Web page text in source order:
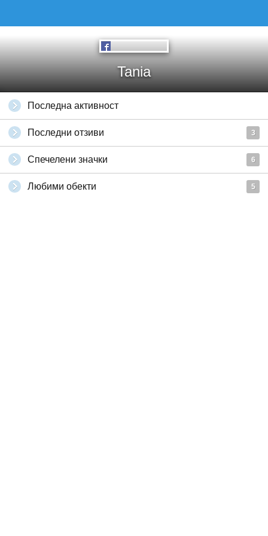
Tania
Последна активност
Последни отзиви 3
Спечелени значки 6
Любими обекти 5